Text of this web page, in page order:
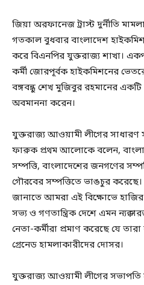
জিয়া অরফানেজ ট্রাস্ট দুর্নীতি
গতকাল বুধবার বাংলাদেশ
করে বিএনপির যুক্তরাজ্য শাখা।
কর্মী জোরপূর্বক হাইকমিশনের
বঙ্গবন্ধু শেখ মুজিবুর রহমানের
অবমাননা করেন।
যুক্তরাজ্য আওয়ামী লীগের
ফারুক প্রথম আলোকে বলেন,
সম্পত্তি, বাংলাদেশের জনগণের
গৌরবের সম্পত্তিতে ভাঙচুর করেছে।
জানাতে আমরা এই বিক্ষোভে
সভ্য ও গণতান্ত্রিক দেশে এমন
নেতা-কর্মীরা প্রমাণ করেছে যে
গ্রেনেড হামলাকারীদের দোসর।
যুক্তরাজ্য আওয়ামী লীগের